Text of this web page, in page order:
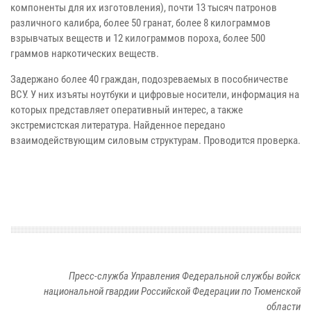
компоненты для их изготовления), почти 13 тысяч патронов
различного калибра, более 50 гранат, более 8 килограммов
взрывчатых веществ и 12 килограммов пороха, более 500
граммов наркотических веществ.
Задержано более 40 граждан, подозреваемых в пособничестве
ВСУ. У них изъяты ноутбуки и цифровые носители, информация на
которых представляет оперативный интерес, а также
экстремистская литература. Найденное передано
взаимодействующим силовым структурам. Проводится проверка.
Пресс-служба Управления Федеральной службы войск
национальной гвардии Российской Федерации по Тюменской
области